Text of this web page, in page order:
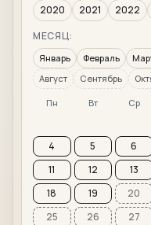
2020
2021 2022
МЕСЯЦ:
Январь Февраль
Август
Сентябрь
Пн Вт Ср
4
5 6
11
12 13
18
19 20
25
26 27